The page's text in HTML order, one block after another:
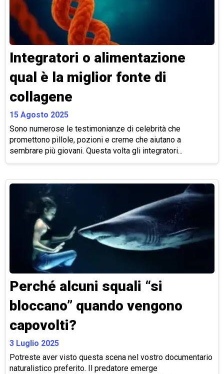
Integratori o alimentazione
qual è la miglior fonte di
collagene
15 Agosto 2025
Sono numerose le testimonianze di celebrità che
promettono pillole, pozioni e creme che aiutano a
sembrare più giovani. Questa volta gli integratori...
Perché alcuni squali “si
bloccano” quando vengono
capovolti?
3 Luglio 2025
Potreste aver visto questa scena nel vostro documentario
naturalistico preferito. Il predatore emerge